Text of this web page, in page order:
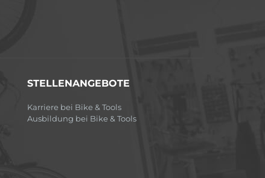
STELLENANGEBOTE
Karriere bei Bike & Tools
Ausbildung bei Bike & Tools